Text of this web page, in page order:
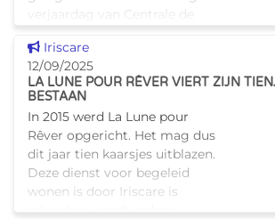
verjaardag van Centrale de
Bruxelles (CSD) et Soins Chez
Soi. Tania Dekens (leid
Dit nieuws tonen
Iriscare
12/09/2025
LA LUNE POUR RÊVER VIERT ZIJN
BESTAAN
In 2015 werd La Lune pour
Rêver opgericht. Het mag dus
dit jaar tien kaarsjes uitblazen.
Deze dienst voor begeleid
wonen is door Iriscare is
erkend en wordt erdoor